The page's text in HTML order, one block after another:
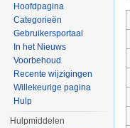
Hoofdpagina
Categorieën
Gebruikersportaal
In het Nieuws
Voorbehoud
Recente wijzigingen
Willekeurige pagina
Hulp
Hulpmiddelen